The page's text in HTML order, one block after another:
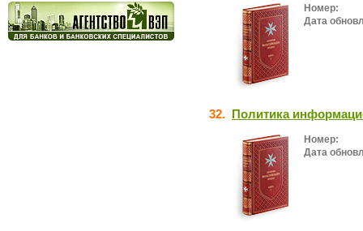
Номер:
Дата
32. Политика
Номер:
Дата